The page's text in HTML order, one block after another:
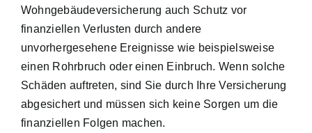
Wohngebäudeversicherung auch Schutz vor
finanziellen Verlusten durch andere
unvorhergesehene Ereignisse wie beispielsweise
einen Rohrbruch oder einen Einbruch. Wenn solche
Schäden auftreten, sind Sie durch Ihre Versicherung
abgesichert und müssen sich keine Sorgen um die
finanziellen Folgen machen.